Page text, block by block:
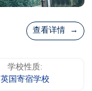
查看详情 →
学校性质:
英国寄宿学校